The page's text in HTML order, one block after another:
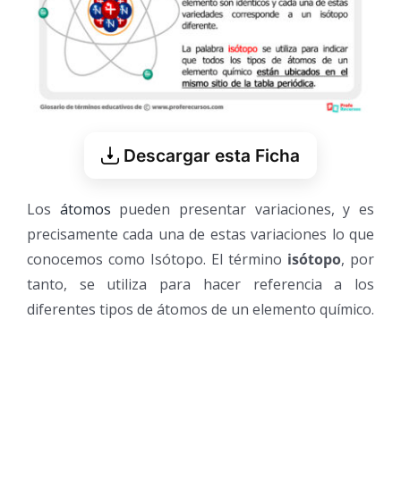
Descargar esta Ficha
Los átomos pueden presentar variaciones, y es
precisamente cada una de estas variaciones lo que
conocemos como Isótopo. El término isótopo, por
tanto, se utiliza para hacer referencia a los
diferentes tipos de átomos de un elemento químico.